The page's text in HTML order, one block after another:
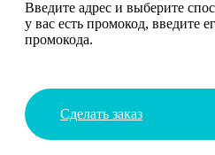
Введите адрес и выберите
у вас есть промокод, введите
промокода.
Сделать заказ